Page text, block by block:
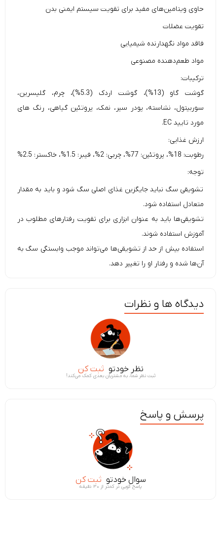
حاوی ویتامین‌های مفید برای تقویت سیستم ایمنی بدن
تقویت عضلات
فاقد مواد نگهدارنده شیمیایی
مواد طعم‌دهنده مصنوعی
ترکیبات:
گوشت گاو (13%)، گوشت اردک (5.3%)، چرم، گلیسرین،
سوربیتول، نشاسته، پودر سیر، نمک، پروتئین گیاهی، رنگ های
مورد تایید EC.
ارزش غذایی:
رطوبت: 18%، پروتئین: 77%، چربی: 2%، فیبر: 1.5%، خاکستر: 2.5%
توجه:
تشویقی‌ سگ نباید جایگزین غذای اصلی سگ شود و باید به مقدار
متعادل استفاده شود.
تشویقی‌ها باید به عنوان ابزاری برای تقویت رفتارهای مطلوب در
آموزش استفاده شوند.
استفاده بیش از حد از تشویقی‌ها می‌تواند موجب وابستگی سگ به
آن‌ها شده و رفتار او را تغییر دهد.
دیدگاه ها و نظرات
نظر خودتو ثبت کن
ثبت نظر شما، به مشتریان بعدی کمک می‌کند!
پرسش و پاسخ
سوال خودتو ثبت کن
پاسخ گویی در کمتر از ۳۰ دقیقه